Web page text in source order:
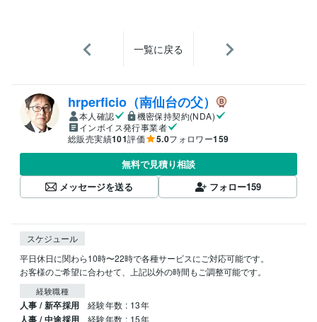
一覧に戻る
hrperficio（南仙台の父）
本人確認
機密保持契約(NDA)
インボイス発行事業者
総販売実績101評価 5.0フォロワー159
無料で見積り相談
メッセージを送る
フォロー159
スケジュール
平日休日に関わら10時〜22時で各種サービスにご対応可能です。
お客様のご希望に合わせて、上記以外の時間もご調整可能です。
経験職種
人事 / 新卒採用 経験年数 : 13年
人事 / 中途採用 経験年数 : 15年